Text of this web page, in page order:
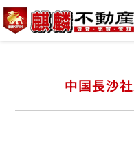
中国長沙